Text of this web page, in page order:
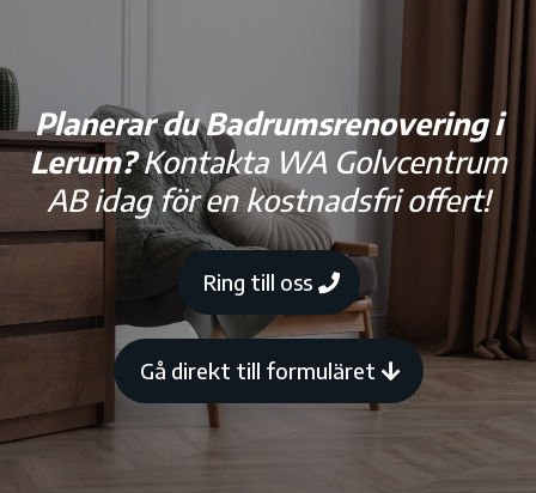
Planerar du Badrumsrenovering i
Lerum?Kontakta WA Golvcentrum
AB idag för en kostnadsfri offert!
Ring till oss
Gå direkt till formuläret